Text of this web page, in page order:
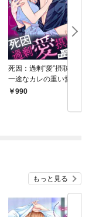
死因：過剰“愛”摂取～
一途なカレの重い愛で
甘く濡らして…
990
もっと見る